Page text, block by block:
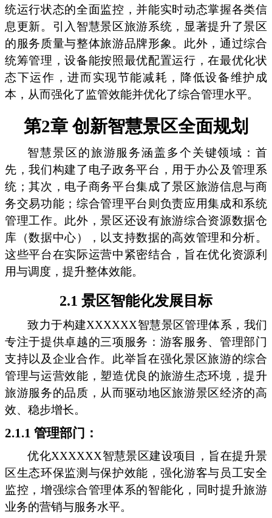
统运行状态的全面监控，并能实时动态掌握各类信
息更新。引入智慧景区旅游系统，显著提升了景区
的服务质量与整体旅游品牌形象。此外，通过综合
统筹管理，设备能按照最优配置运行，在最优化状
态下运作，进而实现节能减耗，降低设备维护成
本，从而强化了监管效能并优化了综合管理水平。
第2章 创新智慧景区全面规划
智慧景区的旅游服务涵盖多个关键领域：首
先，我们构建了电子政务平台，用于办公及管理系
统；其次，电子商务平台集成了景区旅游信息与商
务交易功能；综合管理平台则负责应用集成和系统
管理工作。此外，景区还设有旅游综合资源数据仓
库（数据中心），以支持数据的高效管理和分析。
这些平台在实际运营中紧密结合，旨在优化资源利
用与调度，提升整体效能。
2.1 景区智能化发展目标
致力于构建XXXXXX智慧景区管理体系，我们
专注于提供卓越的三项服务：游客服务、管理部门
支持以及企业合作。此举旨在强化景区旅游的综合
管理与运营效能，塑造优良的旅游生态环境，提升
旅游服务的品质，从而驱动地区旅游景区经济的高
效、稳步增长。
2.1.1 管理部门：
优化XXXXXX智慧景区建设项目，旨在提升景
区生态环保监测与保护效能，强化游客与员工安全
监控，增强综合管理体系的智能化，同时提升旅游
业务的营销与服务水平。